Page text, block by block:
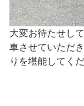
大変お待たせし
車させていただ
りを堪能してく